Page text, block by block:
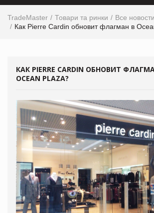
TradeMaster Товари та ринки
Все новости
Как Pierre Cardin обновит флагман в
КАК PIERRE CARDIN ОБНОВИТ
OCEAN PLAZA?